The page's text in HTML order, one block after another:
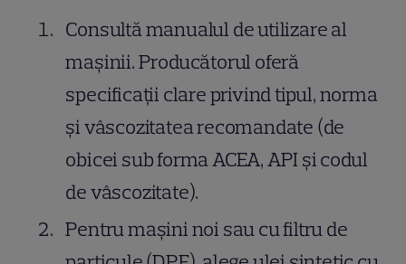
Consultă manualul de utilizare al
mașinii. Producătorul oferă
specificații clare privind tipul, norma
și vâscozitatea recomandate (de
obicei sub forma ACEA, API și codul
de vâscozitate).
Pentru mașini noi sau cu filtru de